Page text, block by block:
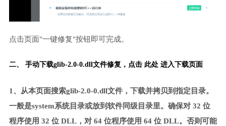
点击页面"一键修复"按钮即可完成。
二、 手动下载glib-2.0-0.dll文件修复， 点击 此处 进入下载页面
1、从本页面搜索glib-2.0-0.dll文件，下载并拷贝到指定目录。
一般是system系统目录或放到软件同级目录里。确保对 32 位
程序使用 32 位 DLL，对 64 位程序使用 64 位 DLL。否则可能